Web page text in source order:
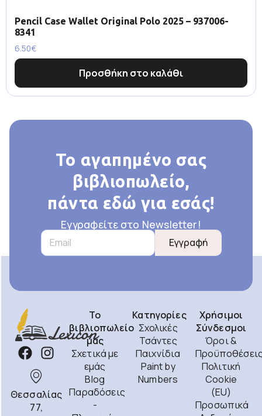
Pencil Case Wallet Original Polo 2025 – 937006-
8341
6.50€
Προσθήκη στο καλάθι
Το αγαπημένο σας
βιβλιοπωλείο,
πάντα εδώ για εσάς!
Εγγραφείτε στο Newsletter!
Εγγραφή
Θεσσαλίας
77,
Το
βιβλιοπωλείο
μας
Σχετικά με
εμάς
Blog
Παραδόσεις
-
Κατηγορίες
Σχολικές
Τσάντες
Παιχνίδια
Paint by
Numbers
Χρήσιμοι
Σύνδεσμοι
Όροι &
Πολιτική
Cookie
(EU)
Προσωπικά